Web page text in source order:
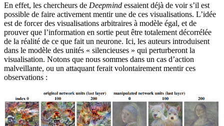
En effet, les chercheurs de Deepmind essaient déjà de voir s’il est
possible de faire activement mentir une de ces visualisations. L’idée
est de forcer des visualisations arbitraires à modèle égal, et de
prouver que l’information en sortie peut être totalement décorrélée
de la réalité de ce que fait un neurone. Ici, les auteurs introduisent
dans le modèle des unités « silencieuses » qui perturberont la
visualisation. Notons que nous sommes dans un cas d’action
malveillante, ou un attaquant ferait volontairement mentir ces
observations :